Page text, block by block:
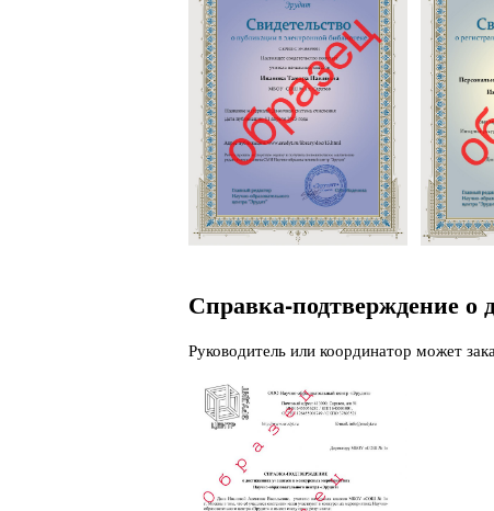
Справка-подтверждение о
Руководитель или координатор может